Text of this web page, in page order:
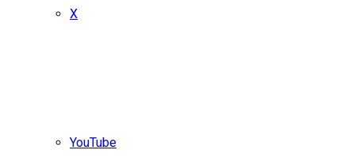
X
YouTube